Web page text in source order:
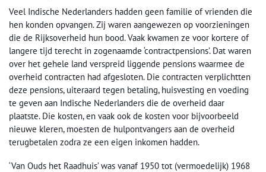
Veel Indische Nederlanders hadden geen familie of vrienden die
hen konden opvangen. Zij waren aangewezen op voorzieningen
die de Rijksoverheid hun bood. Vaak kwamen ze voor kortere of
langere tijd terecht in zogenaamde ‘contractpensions’. Dat waren
over het gehele land verspreid liggende pensions waarmee de
overheid contracten had afgesloten. Die contracten verplichtten
deze pensions, uiteraard tegen betaling, huisvesting en voeding
te geven aan Indische Nederlanders die de overheid daar
plaatste. Die kosten, en vaak ook de kosten voor bijvoorbeeld
nieuwe kleren, moesten de hulpontvangers aan de overheid
terugbetalen zodra ze een eigen inkomen hadden.
‘Van Ouds het Raadhuis’ was vanaf 1950 tot (vermoedelijk) 1968